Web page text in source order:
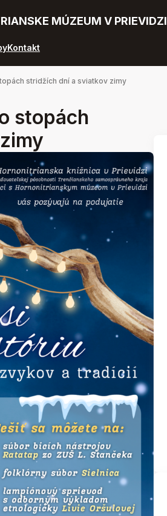
MÚZEUM V PRIEVIDZI
Kontakt
stridžích dní a sviatkov zimy
stopách